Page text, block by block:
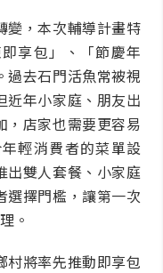
變，本次輔導計畫特
享包」、「節慶年
過去石門活魚常被視
近年小家庭、朋友出
，店家也需要更容易
輕消費者的菜單設
出雙人套餐、小家庭
選擇門檻，讓第一次
。
村將率先推動即享包